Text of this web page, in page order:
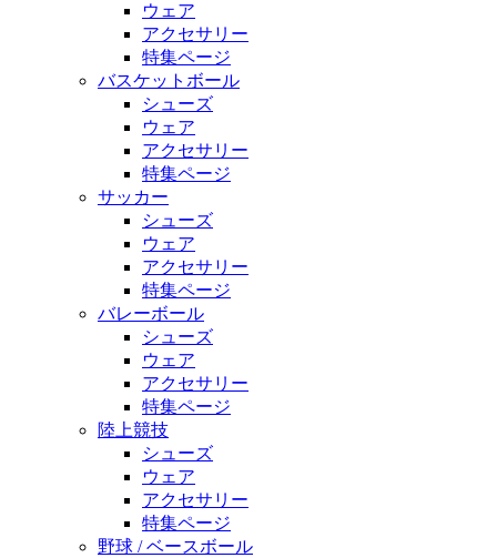
ウェア
アクセサリー
特集ページ
バスケットボール
シューズ
ウェア
アクセサリー
特集ページ
サッカー
シューズ
ウェア
アクセサリー
特集ページ
バレーボール
シューズ
ウェア
アクセサリー
特集ページ
陸上競技
シューズ
ウェア
アクセサリー
特集ページ
野球 / ベースボール